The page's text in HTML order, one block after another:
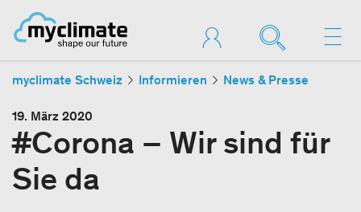
myclimate Schweiz Informieren News & Presse
19. März 2020
#Corona – Wir sind für
Sie da